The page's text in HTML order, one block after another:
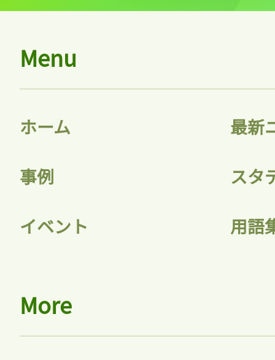
ログインが必
Menu
ホーム 最新
事例 スタ
イベント 用語
More